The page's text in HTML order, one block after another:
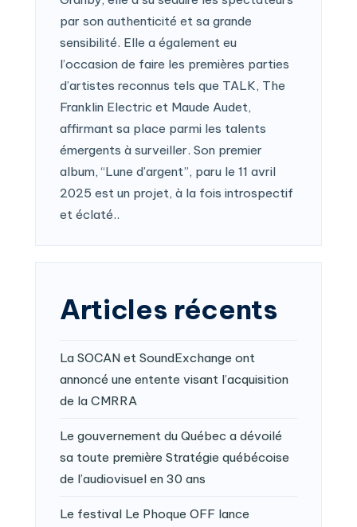
par son authenticité et sa grande
sensibilité. Elle a également eu
l’occasion de faire les premières parties
d’artistes reconnus tels que TALK, The
Franklin Electric et Maude Audet,
affirmant sa place parmi les talents
émergents à surveiller. Son premier
album, “Lune d’argent”, paru le 11 avril
2025 est un projet, à la fois introspectif
et éclaté..
Articles récents
La SOCAN et SoundExchange ont
annoncé une entente visant l’acquisition
de la CMRRA
Le gouvernement du Québec a dévoilé
sa toute première Stratégie québécoise
de l’audiovisuel en 30 ans
Le festival Le Phoque OFF lance